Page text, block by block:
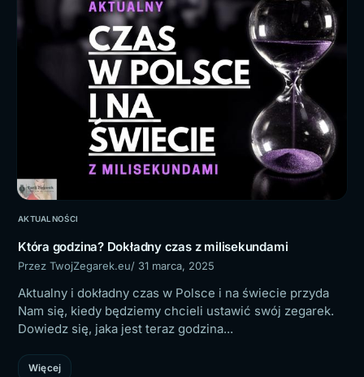
AKTUALNOŚCI
Która godzina? Dokładny czas z milisekundami
Przez TwojZegarek.eu/ 31 marca, 2025
Aktualny i dokładny czas w Polsce i na świecie przyda
Nam się, kiedy będziemy chcieli ustawić swój zegarek.
Dowiedz się, jaka jest teraz godzina...
Więcej